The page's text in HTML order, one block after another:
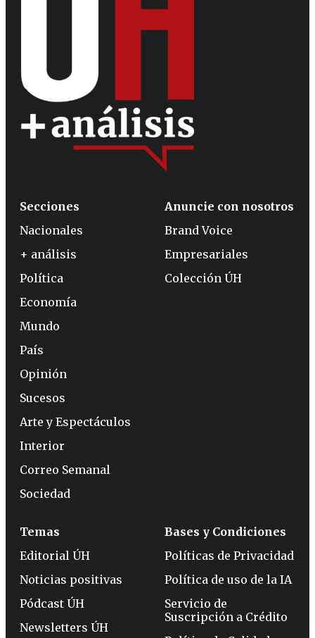
Secciones
Nacionales
+ análisis
Política
Economía
Mundo
País
Opinión
Sucesos
Arte y Espectáculos
Interior
Correo Semanal
Sociedad
Anuncie con nosotros
Brand Voice
Empresariales
Colección ÚH
Temas
Editorial ÚH
Noticias positivas
Pódcast ÚH
Newsletters ÚH
Bases y Condiciones
Políticas de Privacidad
Política de uso de la IA
Servicio de
Suscripción a Crédito